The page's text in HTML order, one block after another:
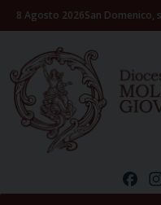
Skip8 Agosto 2026San Domenico,